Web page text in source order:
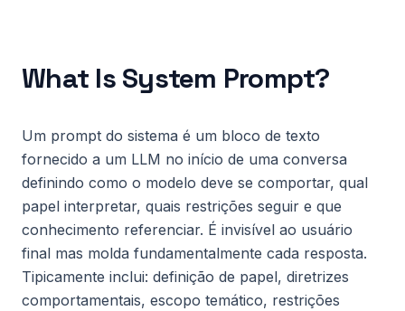
What Is System Prompt?
Um prompt do sistema é um bloco de texto
fornecido a um LLM no início de uma conversa
definindo como o modelo deve se comportar, qual
papel interpretar, quais restrições seguir e que
conhecimento referenciar. É invisível ao usuário
final mas molda fundamentalmente cada resposta.
Tipicamente inclui: definição de papel, diretrizes
comportamentais, escopo temático, restrições